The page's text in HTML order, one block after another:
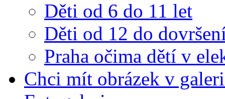
Děti od 6 do 11 let
Děti od 12 do
Praha očima dětí v
Chci mít obrázek v